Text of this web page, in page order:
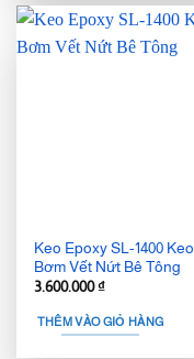
Keo Epoxy SL-1400 Keo
Bơm Vết Nứt Bê Tông
3.600.000₫
THÊM VÀO GIỎ HÀNG